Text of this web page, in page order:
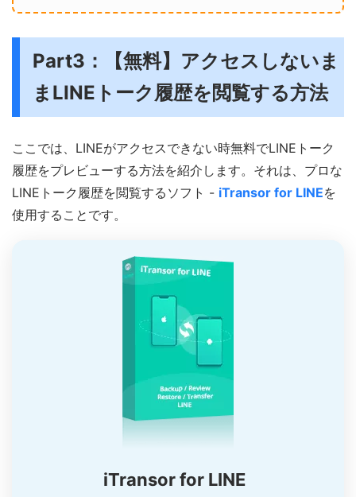
Part3：【無料】アクセスしないま
まLINEトーク履歴を閲覧する方法
ここでは、LINEがアクセスできない時無料でLINEトーク
履歴をプレビューする方法を紹介します。それは、プロな
LINEトーク履歴を閲覧するソフト - iTransor for LINEを
使用することです。
iTransor for LINE